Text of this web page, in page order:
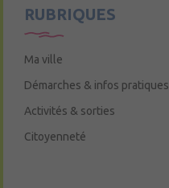
RUBRIQUES
Ma ville
Démarches & infos pratiques
Activités & sorties
Citoyenneté